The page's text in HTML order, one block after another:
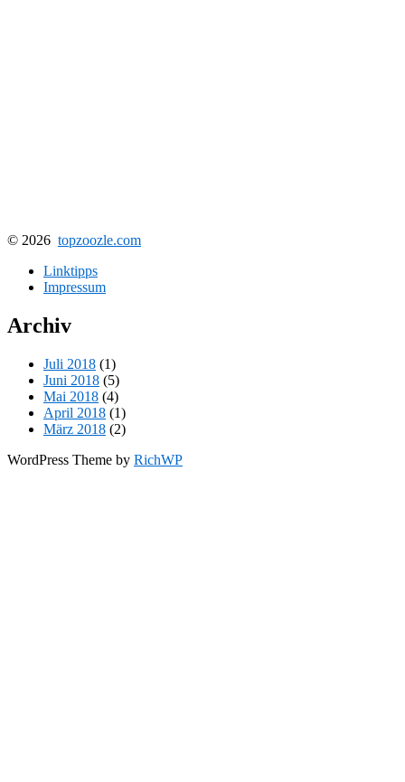
© 2026 topzoozle.com
Linktipps
Impressum
Archiv
Juli 2018 (1)
Juni 2018 (5)
Mai 2018 (4)
April 2018 (1)
März 2018 (2)
WordPress Theme by RichWP